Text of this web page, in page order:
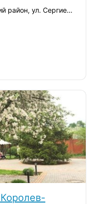
Дроздово, Вереск-Б, Ленинский район, ул. Сергиевская, д.17А